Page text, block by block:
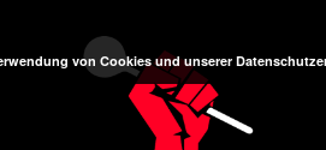
von Cookies und unserer